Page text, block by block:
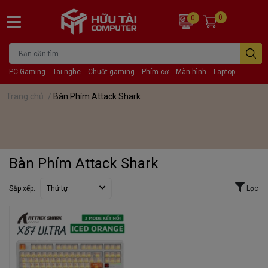
PC Gaming Tai nghe Chuột gaming Phím cơ Màn hình Laptop
0 0
Trang chủ / Bàn Phím Attack Shark
Bàn Phím Attack Shark
Sắp xếp: Thứ tự Lọc